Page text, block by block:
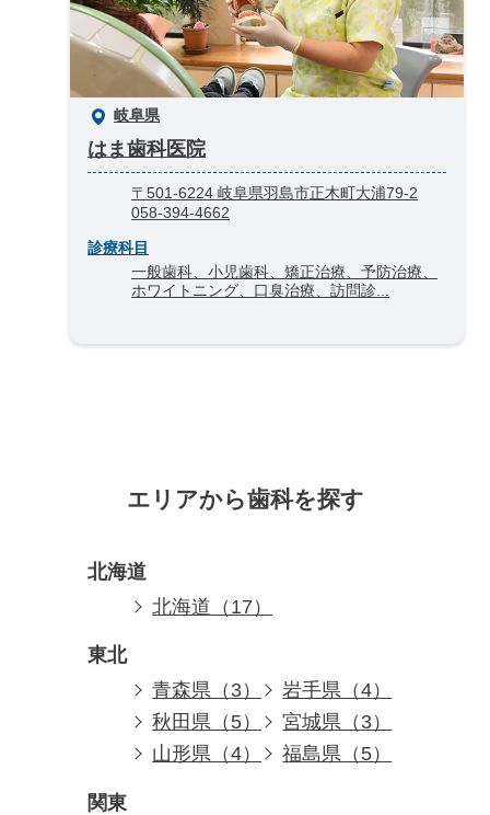
岐阜県
はま歯科医院
〒501-6224 岐阜県羽島市正木町大浦79-2
058-394-4662
診療科目
一般歯科、小児歯科、矯正治療、予防治療、
ホワイトニング、口臭治療、訪問診...
エリアから歯科を探す
北海道
北海道（17）
東北
青森県（3）
岩手県（4）
秋田県（5）
宮城県（3）
山形県（4）
福島県（5）
関東